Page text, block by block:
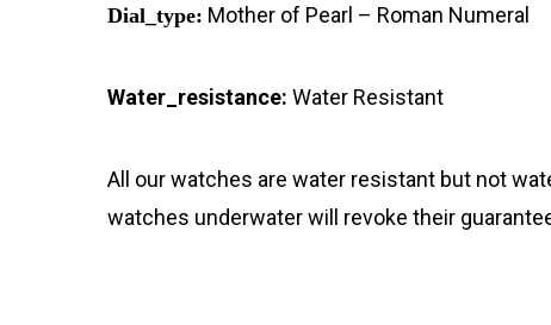
Dial_type: Mother of Pearl – Roman Numeral
Water_resistance: Water Resistant
All our watches are water resistant but not
watches underwater will revoke their